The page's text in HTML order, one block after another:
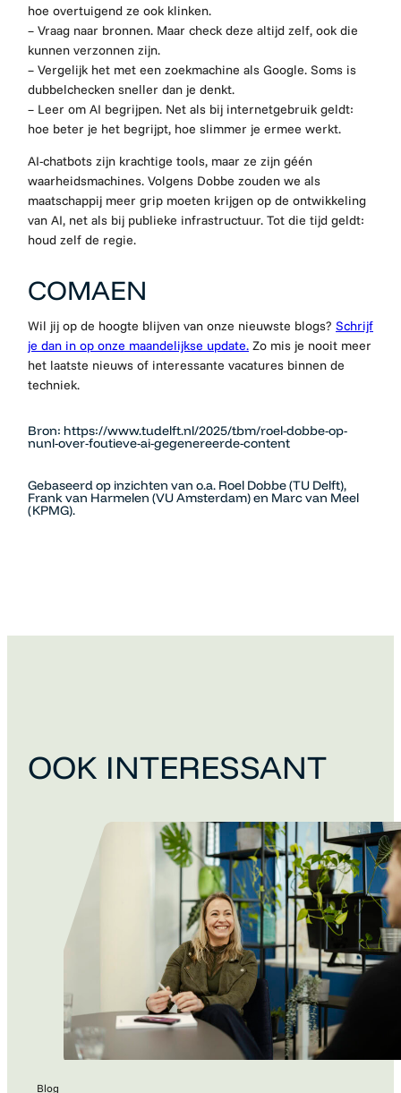
hoe overtuigend ze ook klinken.
– Vraag naar bronnen. Maar check deze altijd zelf, ook die
kunnen verzonnen zijn.
– Vergelijk het met een zoekmachine als Google. Soms is
dubbelchecken sneller dan je denkt.
– Leer om AI begrijpen. Net als bij internetgebruik geldt:
hoe beter je het begrijpt, hoe slimmer je ermee werkt.
AI-chatbots zijn krachtige tools, maar ze zijn géén
waarheidsmachines. Volgens Dobbe zouden we als
maatschappij meer grip moeten krijgen op de ontwikkeling
van AI, net als bij publieke infrastructuur. Tot die tijd geldt:
houd zelf de regie.
COMAEN
Wil jij op de hoogte blijven van onze nieuwste blogs? Schrijf
je dan in op onze maandelijkse update. Zo mis je nooit meer
het laatste nieuws of interessante vacatures binnen de
techniek.
Bron: https://www.tudelft.nl/2025/tbm/roel-dobbe-op-
nunl-over-foutieve-ai-gegenereerde-content
Gebaseerd op inzichten van o.a. Roel Dobbe (TU Delft),
Frank van Harmelen (VU Amsterdam) en Marc van Meel
(KPMG).
OOK INTERESSANT
Blog